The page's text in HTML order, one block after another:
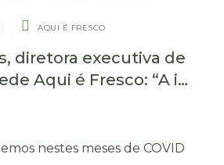
AQUI É FRESCO
diretora executiva de
Aqui é Fresco: “A ida
portuguesas”